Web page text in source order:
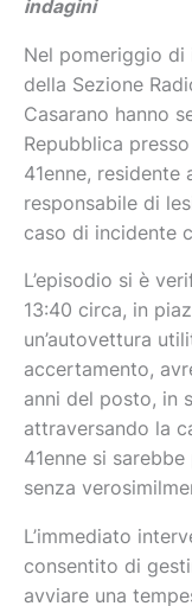
indagini
Nel pomeriggio di
della Sezione
Casarano hanno
Repubblica
41enne, residente
responsabile di
caso di incidente
L’episodio si è
13:40 circa, in
un’autovettura
accertamento,
anni del posto, in
attraversando la
41enne si
senza
L’immediato
consentito di
avviare una